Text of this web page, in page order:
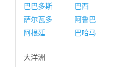
巴巴多斯
巴西
萨尔瓦多
阿鲁巴
阿根廷
巴哈马
大洋洲